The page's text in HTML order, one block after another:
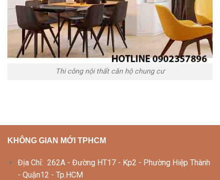
Thi công nội thất căn hộ chung cư
KHÔNG GIAN MỚI TPHCM
Địa Chỉ: 262A - Đường HT17 - Kp2 - Phường Hiệp Thành
- Quận12 - Tp.HCM